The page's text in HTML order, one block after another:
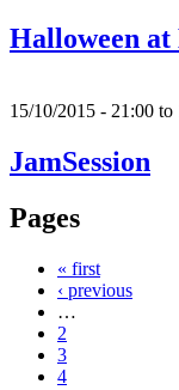
Halloween at
15/10/2015 - 21:00 to
JamSession
Pages
« first
‹ previous
…
2
3
4